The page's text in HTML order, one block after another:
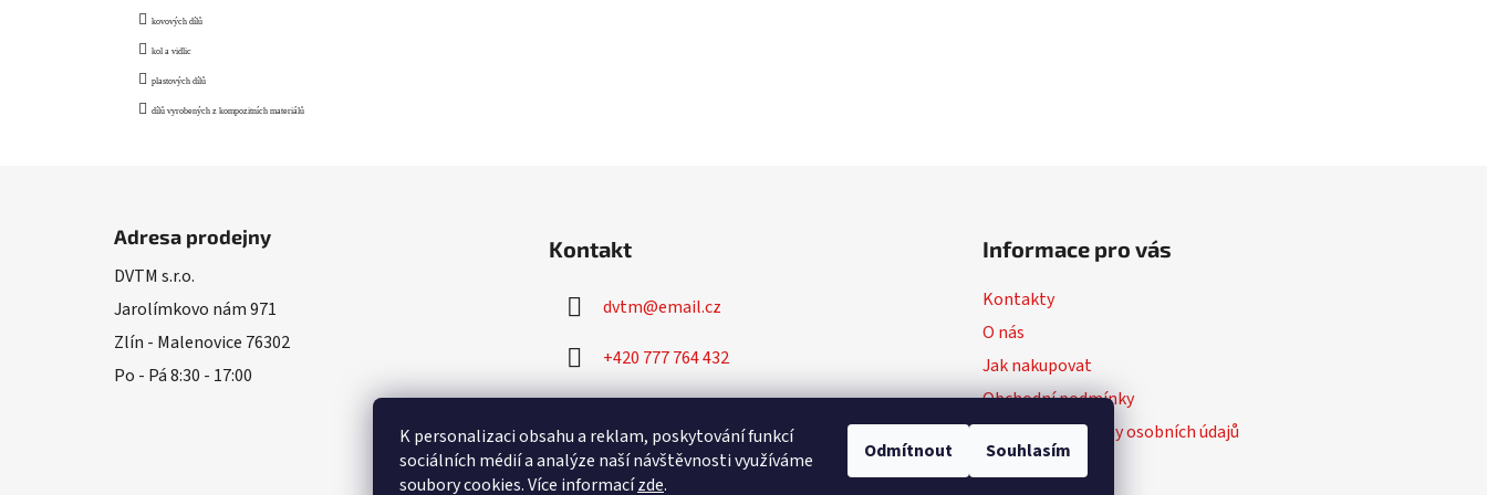
K personalizaci obsahu a reklam, poskytování funkcí
sociálních médií a analýze naší návštěvnosti využíváme
soubory cookies. Více informacízde.
Odmítnout Souhlasím
kovových dílů
kol a vidlic
plastových dílů
dílů vyrobených z kompozitních materiálů
Adresa prodejny
DVTM s.r.o.
Jarolímkovo nám 971
Zlín - Malenovice 76302
Po - Pá 8:30 - 17:00
Kontakt
dvtm@email.cz
+420 777 764 432
Informace pro vás
Kontakty
O nás
Jak nakupovat
Obchodní podmínky
Podmínky ochrany osobních údajů